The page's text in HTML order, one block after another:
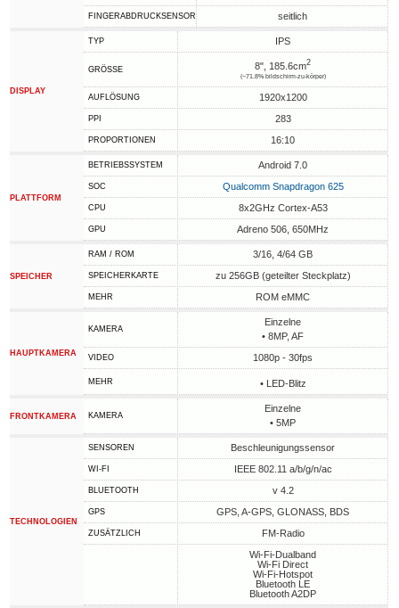
FINGERABDRUCKSENSOR seitlich
DISPLAY
TYP IPS
GRÖSSE 8", 185.6cm2
(~71.8% bildschirm-zu-körper)
AUFLÖSUNG 1920x1200
PPI 283
PROPORTIONEN 16:10
PLATTFORM
BETRIEBSSYSTEM Android 7.0
SOC Qualcomm Snapdragon 625
CPU 8x2GHz Cortex-A53
GPU Adreno 506, 650MHz
SPEICHER
RAM / ROM 3/16, 4/64 GB
SPEICHERKARTE zu 256GB (geteilter Steckplatz)
MEHR ROM eMMC
HAUPTKAMERA
KAMERA
Einzelne
• 8MP, AF
VIDEO 1080p - 30fps
MEHR • LED-Blitz
FRONTKAMERA KAMERA
Einzelne
• 5MP
TECHNOLOGIEN
SENSOREN Beschleunigungssensor
WI-FI IEEE 802.11 a/b/g/n/ac
BLUETOOTH v 4.2
GPS GPS, A-GPS, GLONASS, BDS
ZUSÄTZLICH
FM-Radio
Wi-Fi-Dualband
Wi-Fi Direct
Wi-Fi-Hotspot
Bluetooth LE
Bluetooth A2DP